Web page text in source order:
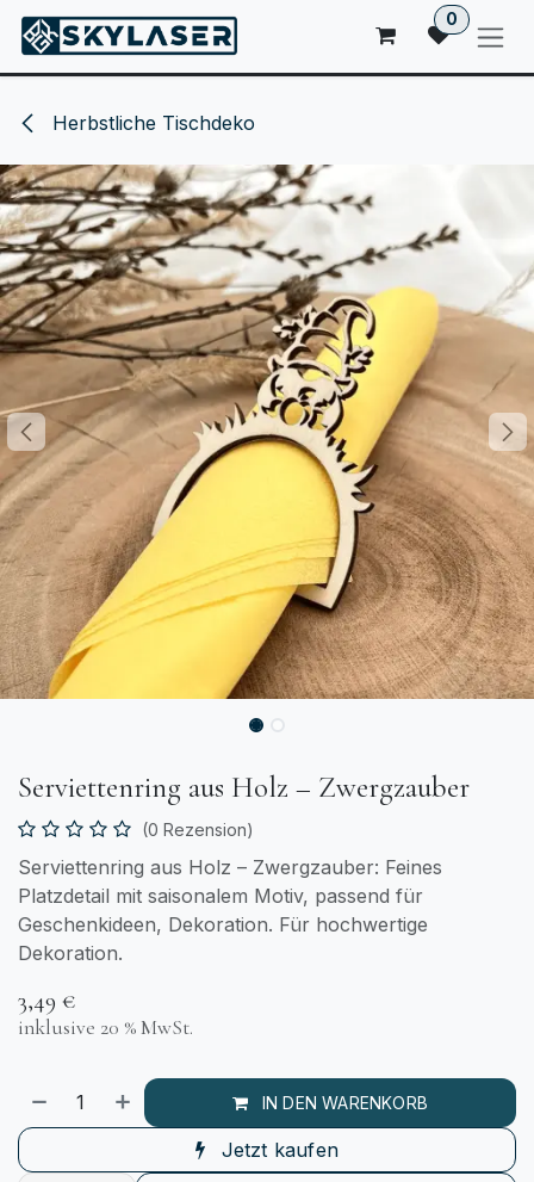
0
Herbstliche Tischdeko
Serviettenring aus Holz – Zwergzauber
(0 Rezension)
Serviettenring aus Holz – Zwergzauber: Feines
Platzdetail mit saisonalem Motiv, passend für
Geschenkideen, Dekoration. Für hochwertige
Dekoration.
3,49 €
inklusive 20 % MwSt.
IN DEN WARENKORB
Jetzt kaufen